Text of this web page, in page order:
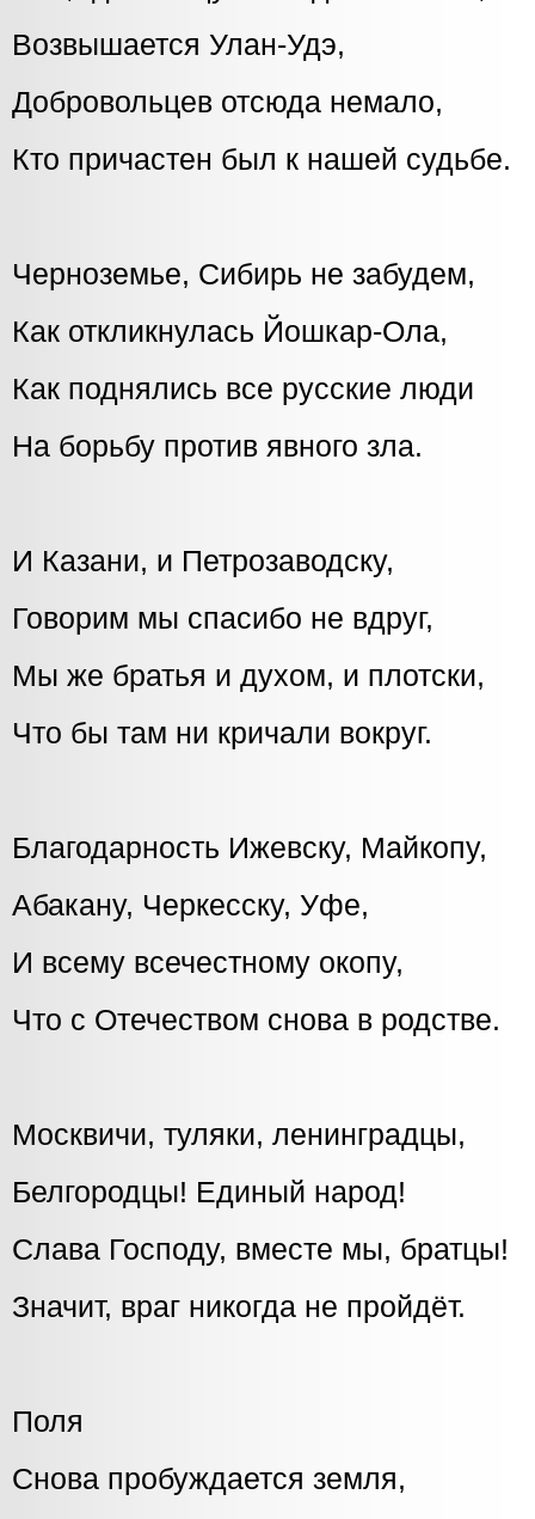
Возвышается Улан-Удэ,
Добровольцев отсюда немало,
Кто причастен был к нашей судьбе.
Черноземье, Сибирь не забудем,
Как откликнулась Йошкар-Ола,
Как поднялись все русские люди
На борьбу против явного зла.
И Казани, и Петрозаводску,
Говорим мы спасибо не вдруг,
Мы же братья и духом, и плотски,
Что бы там ни кричали вокруг.
Благодарность Ижевску, Майкопу,
Абакану, Черкесску, Уфе,
И всему всечестному окопу,
Что с Отечеством снова в родстве.
Москвичи, туляки, ленинградцы,
Белгородцы! Единый народ!
Слава Господу, вместе мы, братцы!
Значит, враг никогда не пройдёт.
Поля
Снова пробуждается земля,